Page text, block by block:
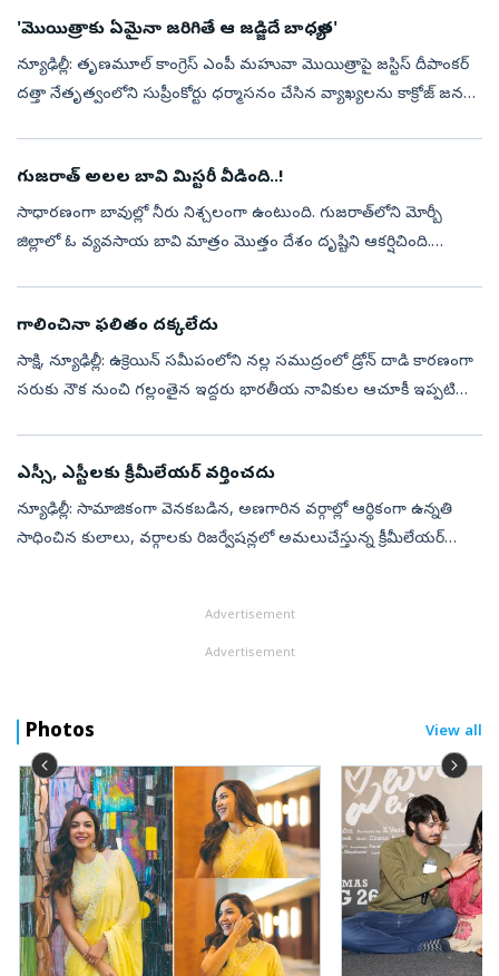
'మొయిత్రాకు ఏమైనా జ‌రిగితే ఆ జ‌డ్జిదే బాధ్య‌త‌'
న్యూఢిల్లీ: తృణమూల్ కాంగ్రెస్ ఎంపీ మహువా మొయిత్రాపై జస్టిస్ దీపాంకర్
దత్తా నేతృత్వంలోని సుప్రీంకోర్టు ధర్మాసనం చేసిన వ్యాఖ్య‌ల‌ను కాక్రోజ్ జ‌న‌తా
గుజరాత్‌ అలల బావి మిస్టరీ వీడింది..!
సాధారణంగా బావుల్లో నీరు నిశ్చలంగా ఉంటుంది. గుజరాత్‌లోని మోర్బీ
జిల్లాలో ఓ వ్యవసాయ బావి మాత్రం మొత్తం దేశం దృష్టిని ఆకర్షిచింది.
గాలించినా ఫలితం దక్కలేదు
సాక్షి, న్యూఢిల్లీ: ఉక్రెయిన్‌ సమీపంలోని నల్ల సముద్రంలో డ్రోన్‌ దాడి కారణంగా
సరుకు నౌక నుంచి గల్లంతైన ఇద్దరు భారతీయ నావికుల ఆచూకీ ఇప్పటి
ఎస్సీ, ఎస్టీలకు క్రీమీలేయర్‌ వర్తించదు
న్యూఢిల్లీ: సామాజికంగా వెనకబడిన, అణగారిన వర్గాల్లో ఆర్థికంగా ఉన్నతి
సాధించిన కులాలు, వర్గాలకు రిజర్వేషన్లలో అమలుచేస్తున్న క్రీమీలేయర్‌
Advertisement
Advertisement
Photos View all